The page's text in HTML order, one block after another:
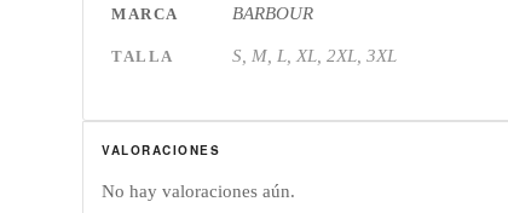
MARCA BARBOUR
TALLA S, M, L, XL, 2XL, 3XL
VALORACIONES
No hay valoraciones aún.